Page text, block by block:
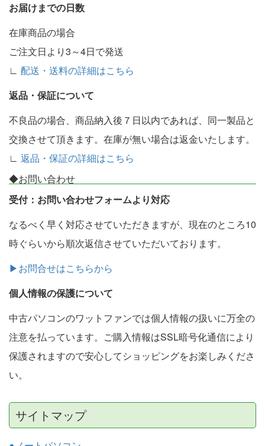
お届けまでの日数
在庫商品の場合
ご注文日より3～4日で発送
∟ 配送・送料の詳細はこちら
返品・保証について
不良品の場合、商品納入後７日以内であれば、同一製品と
交換させて頂きます。在庫が無い場合は返金いたします。
∟ 返品・保証の詳細はこちら
◆お問い合わせ
受付：お問い合わせフォームより対応
なるべく早く対応させていただきますが、現在のところ10
時ぐらいから順次返信させていただいております。
▶お問合せはこちらから
個人情報の保護について
中古パソコンのワットファンでは個人情報の扱いに万全の
注意を払っています。ご購入情報はSSL暗号化通信により
保護されますので安心してショッピングをお楽しみくださ
い。
サイトマップ